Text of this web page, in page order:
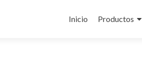
to
Inicio Productos